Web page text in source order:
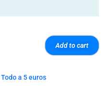
Add to cart
Todo a 5 euros